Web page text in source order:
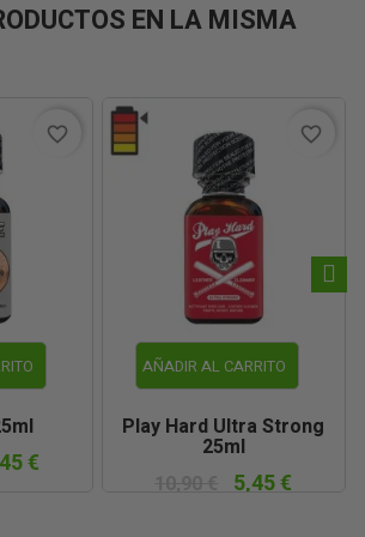
EN LA MISMA
€
favorite_border
AÑADIR AL CARRITO
Play Hard Ultra Strong
25ml
5,45 €
favorite_border